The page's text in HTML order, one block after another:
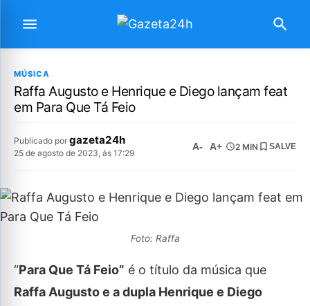
MÚSICA
Raffa Augusto e Henrique e Diego lançam feat
em Para Que Tá Feio
Publicado por gazeta24h
25 de agosto de 2023, às 17:29
A- A+ 2 MIN SALVE
Foto: Raffa
“Para Que Tá Feio” é o título da música que
Raffa Augusto e a dupla Henrique e Diego